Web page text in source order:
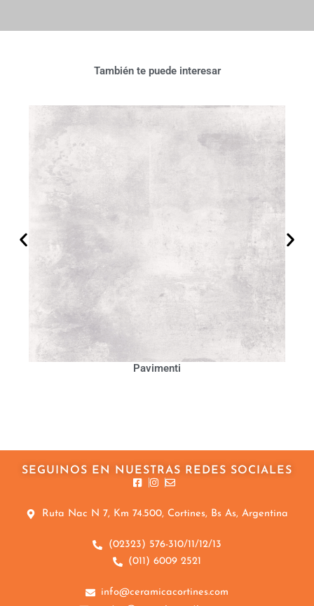
También te puede interesar
Pavimenti
SEGUINOS EN NUESTRAS REDES SOCIALES
Ruta Nac N 7, Km 74.500, Cortines, Bs As, Argentina
(02323) 576-310/11/12/13
(011) 6009 2521
info@ceramicacortines.com